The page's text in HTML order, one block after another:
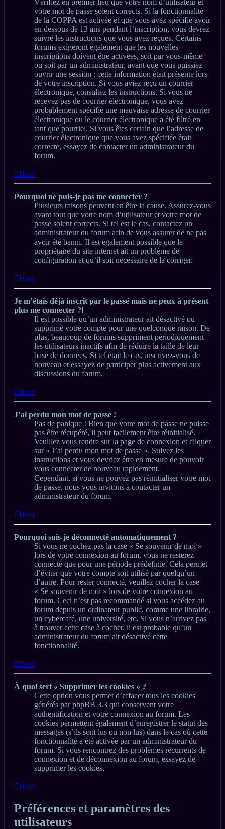
votre mot de passe soient corrects. Si la fonctionnalité
de la COPPA est activée et que vous avez spécifié avoir
en dessous de 13 ans pendant l’inscription, vous devrez
suivre les instructions que vous avez reçues. Certains
forums exigeront également que les nouvelles
inscriptions doivent être activées, soit par vous-même
ou soit par un administrateur, avant que vous puissiez
ouvrir une session ; cette information était présente lors
de votre inscription. Si vous aviez reçu un courrier
électronique, consultez les instructions. Si vous ne
recevez pas de courrier électronique, vous avez
probablement spécifié une mauvaise adresse de courrier
électronique ou le courrier électronique a été filtré en
tant que pourriel. Si vous êtes certain que l’adresse de
courrier électronique que vous avez spécifiée était
correcte, essayez de contacter un administrateur du
forum.
Haut
Pourquoi ne puis-je pas me connecter ?
Plusieurs raisons peuvent en être la cause. Assurez-vous
avant tout que votre nom d’utilisateur et votre mot de
passe soient corrects. Si tel est le cas, contactez un
administrateur du forum afin de vous assurer de ne pas
avoir été banni. Il est également possible que le
propriétaire du site internet ait un problème de
configuration et qu’il soit nécessaire de la corriger.
Haut
Je m’étais déjà inscrit par le passé mais ne peux à présent
plus me connecter ?!
Il est possible qu’un administrateur ait désactivé ou
supprimé votre compte pour une quelconque raison. De
plus, beaucoup de forums suppriment périodiquement
les utilisateurs inactifs afin de réduire la taille de leur
base de données. Si tel était le cas, inscrivez-vous de
nouveau et essayez de participer plus activement aux
discussions du forum.
Haut
J’ai perdu mon mot de passe !
Pas de panique ! Bien que votre mot de passe ne puisse
pas être récupéré, il peut facilement être réinitialisé.
Veuillez vous rendre sur la page de connexion et cliquer
sur « J’ai perdu mon mot de passe ». Suivez les
instructions et vous devriez être en mesure de pouvoir
vous connecter de nouveau rapidement.
Cependant, si vous ne pouvez pas réinitialiser votre mot
de passe, nous vous invitons à contacter un
administrateur du forum.
Haut
Pourquoi suis-je déconnecté automatiquement ?
Si vous ne cochez pas la case « Se souvenir de moi »
lors de votre connexion au forum, vous ne resterez
connecté que pour une période prédéfinie. Cela permet
d’éviter que votre compte soit utilisé par quelqu’un
d’autre. Pour rester connecté, veuillez cocher la case
« Se souvenir de moi » lors de votre connexion au
forum. Ceci n’est pas recommandé si vous accédez au
forum depuis un ordinateur public, comme une librairie,
un cybercafé, une université, etc. Si vous n’arrivez pas
à trouver cette case à cocher, il est probable qu’un
administrateur du forum ait désactivé cette
fonctionnalité.
Haut
À quoi sert « Supprimer les cookies » ?
Cette option vous permet d’effacer tous les cookies
générés par phpBB 3.3 qui conservent votre
authentification et votre connexion au forum. Les
cookies permettent également d’enregistrer le statut des
messages (s’ils sont lus ou non lus) dans le cas où cette
fonctionnalité a été activée par un administrateur du
forum. Si vous rencontrez des problèmes récurrents de
connexion et de déconnexion au forum, essayez de
supprimer les cookies.
Haut
Préférences et paramètres des
utilisateurs